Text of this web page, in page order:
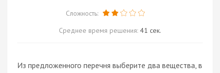
Сложность:
Среднее время решения: 41 сек.
Из предложенного перечня выберите два вещества, в